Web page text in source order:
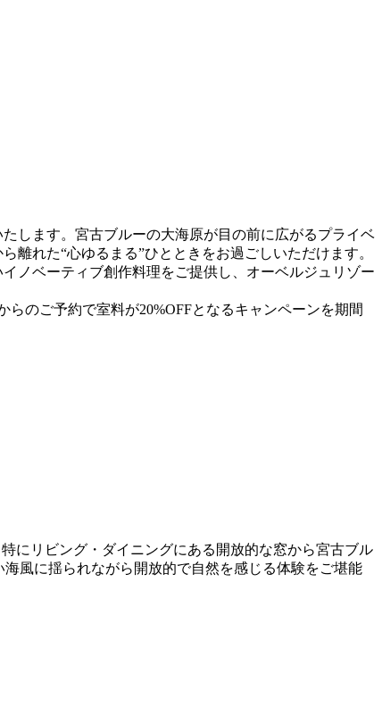
します。宮古ブルーの大海原が目の前に広がるプライベ
れた“心ゆるまる”ひとときをお過ごしいただけます。
ノベーティブ創作料理をご提供し、オーベルジュリゾー
のご予約で室料が20%OFFとなるキャンペーンを期間
にリビング・ダイニングにある開放的な窓から宮古ブル
風に揺られながら開放的で自然を感じる体験をご堪能